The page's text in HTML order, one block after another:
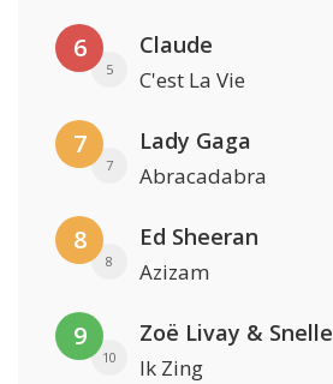
6
5
Claude
C'est La Vie
7
7
Lady Gaga
Abracadabra
8
8
Ed Sheeran
Azizam
9
10
Zoë Livay & Snelle
Ik Zing